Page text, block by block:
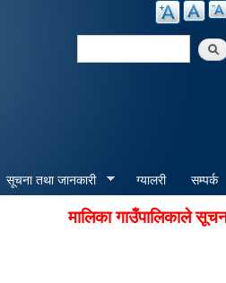
Search
सूचना तथा जानकारी ग्यालरी सम्पर्क
मालिका गाउँपालिकाले सूचना